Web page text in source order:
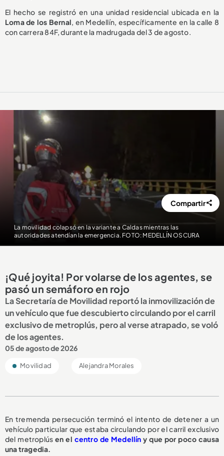
El hecho se registró en una unidad residencial ubicada en la
Loma de los Bernal, en Medellín, específicamente en la calle 8
con carrera 84F, durante la madrugada del 3 de agosto.
La movilidad colapsó en la variante a Caldas mientras las
autoridades atendían la emergencia. FOTO: MEDELLÍN OSCURA
Compartir
¡Qué joyita! Por volarse de los agentes, se
pasó un semáforo en rojo
La Secretaría de Movilidad reportó la inmovilización de
un vehículo que fue descubierto circulando por el carril
exclusivo de metroplús, pero al verse atrapado, se voló
de los agentes.
05 de agosto de 2026
Movilidad Alejandra Morales
En tremenda persecución terminó el intento de detener a un
vehículo particular que estaba circulando por el carril exclusivo
del metroplúsen el centro de Medellín y que por poco causa
una tragedia.